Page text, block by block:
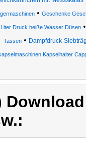
• Geschenke
Druck heiße Wasser Düsen
Tassen • Dampfdruck-
Kapselhalter